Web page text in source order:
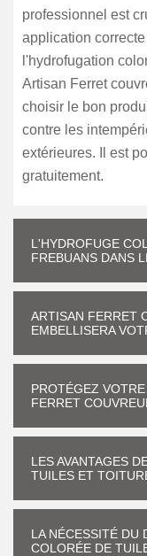
professionnel est
application
l'hydrofugation
Artisan Ferret
choisir le bon
contre les
extérieures. Il est
gratuitement.
L'HYDROFUGE
FREBUANS DANS
ARTISAN FERRET
EMBELLISERA
PROTÉGEZ
FERRET
LES AVANTAGES
TUILES ET
LA NÉCESSITÉ DU
COLORÉE DE